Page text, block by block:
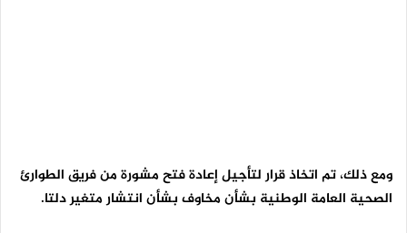
ومع ذلك، تم اتخاذ قرار لتأجيل إعادة فتح مشورة من فريق الطوارئ
الصحية العامة الوطنية بشأن مخاوف بشأن انتشار متغير دلتا.